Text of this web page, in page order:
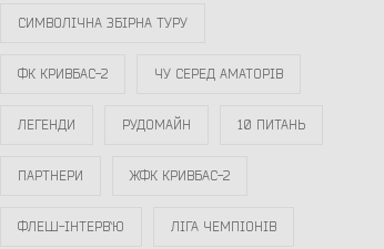
СИМВОЛІЧНА ЗБІРНА ТУРУ
ФК КРИВБАС-2 ЧУ СЕРЕД АМАТОРІВ
ЛЕГЕНДИ РУДОМАЙН 10 ПИТАНЬ
ПАРТНЕРИ ЖФК КРИВБАС-2
ФЛЕШ-ІНТЕРВ`Ю ЛІГА ЧЕМПІОНІВ